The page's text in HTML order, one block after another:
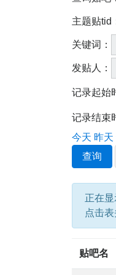
主题贴tid
关键词：
发贴人：
记录起始
记录结束
今天 昨天
查询
正在
点击
贴吧名